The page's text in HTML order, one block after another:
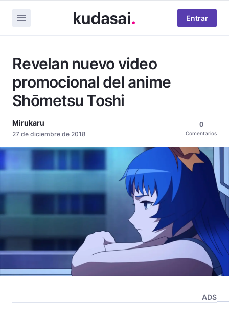
Entrar
Revelan nuevo video
promocional del anime
Shōmetsu Toshi
Mirukaru
27 de diciembre de 2018
0
Comentarios
ADS